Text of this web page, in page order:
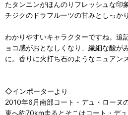
たタンニンがほんのりフレッシュな印
チジクのドラフルーツの甘みとしっか
わかりやすいキャラクターですね。追
ョコ感がおとなしくなり、繊細な酸が
に。香りに火打ち石のようなニュアン
◇インポーターより
2010年6月南部コート・デュ・ローヌ
東へ約70km走るとそこはコート・デ